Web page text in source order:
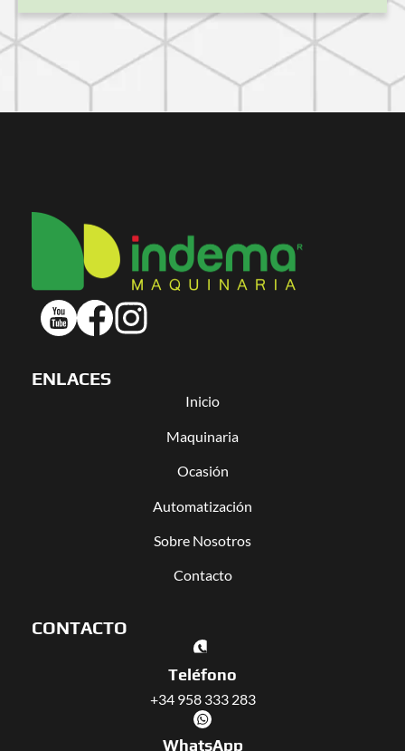
ENLACES
Inicio
Maquinaria
Ocasión
Automatización
Sobre Nosotros
Contacto
CONTACTO
Teléfono
+34 958 333 283
WhatsApp